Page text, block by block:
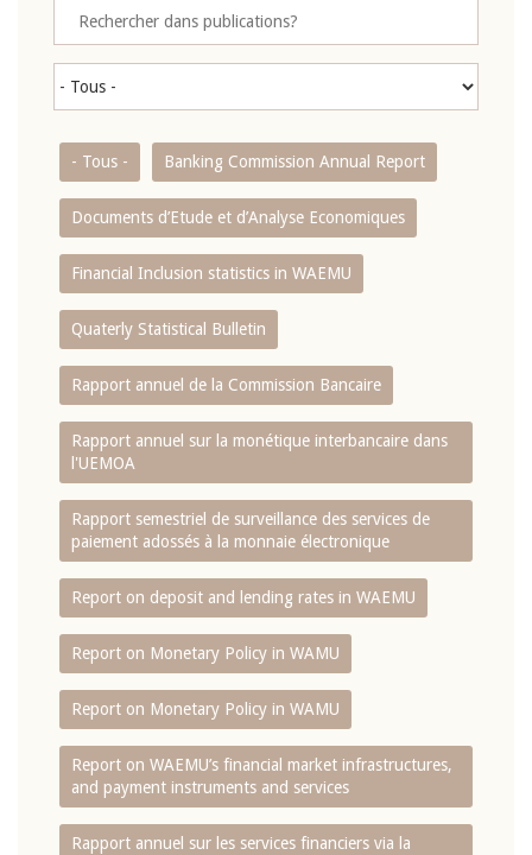
- Tous - Banking Commission Annual Report
Documents d’Etude et d’Analyse Economiques
Financial Inclusion statistics in WAEMU
Quaterly Statistical Bulletin
Rapport annuel de la Commission Bancaire
Rapport annuel sur la monétique interbancaire dans
l'UEMOA
Rapport semestriel de surveillance des services de
paiement adossés à la monnaie électronique
Report on deposit and lending rates in WAEMU
Report on Monetary Policy in WAMU
Report on Monetary Policy in WAMU
Report on WAEMU’s financial market infrastructures,
and payment instruments and services
Rapport annuel sur les services financiers via la